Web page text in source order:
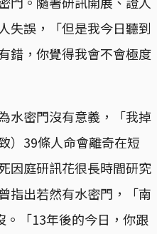
失誤，「但是我今日聽到
錯，你覺得我會不會極度
水密門沒有意義，「我掉
）39條人命會離奇在短
因庭研訊花很長時間研究
指出若然有水密門，「南
。「13年後的今日，你跟